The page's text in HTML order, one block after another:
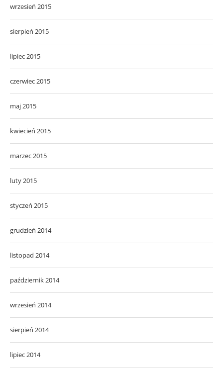
wrzesień 2015
sierpień 2015
lipiec 2015
czerwiec 2015
maj 2015
kwiecień 2015
marzec 2015
luty 2015
styczeń 2015
grudzień 2014
listopad 2014
październik 2014
wrzesień 2014
sierpień 2014
lipiec 2014